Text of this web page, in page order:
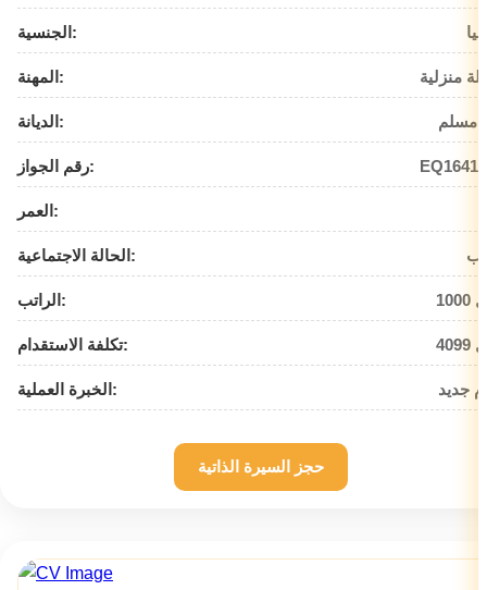
الجنسية:
المهنة: منزلية
الديانة: مسلم
رقم الجواز:
العمر:
الحالة الاجتماعية:
الراتب:
تكلفة الاستقدام:
الخبرة العملية: جديد
حجز السيرة الذاتية